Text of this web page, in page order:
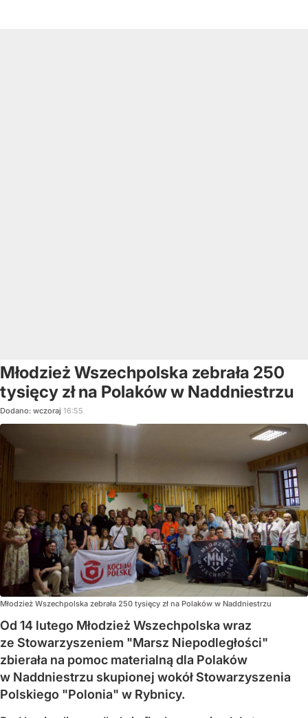
Młodzież Wszechpolska zebrała 250
tysięcy zł na Polaków w Naddniestrzu
Dodano: wczoraj 16:55
Młodzież Wszechpolska zebrała 250 tysięcy zł na Polaków w Naddniestrzu
Od 14 lutego Młodzież Wszechpolska wraz
ze Stowarzyszeniem "Marsz Niepodległości"
zbierała na pomoc materialną dla Polaków
w Naddniestrzu skupionej wokół Stowarzyszenia
Polskiego "Polonia" w Rybnicy.